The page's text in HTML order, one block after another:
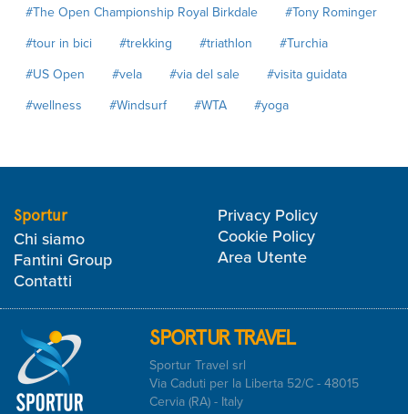
#The Open Championship Royal Birkdale
#Tony Rominger
#tour in bici
#trekking #triathlon
#Turchia
#US Open
#vela #via del sale
#visita guidata
#wellness
#Windsurf #WTA #yoga
Sportur
Chi siamo
Fantini Group
Contatti
Privacy Policy
Cookie Policy
Area Utente
SPORTUR TRAVEL
Sportur Travel srl
Via Caduti per la Liberta 52/C - 48015
Cervia (RA) - Italy